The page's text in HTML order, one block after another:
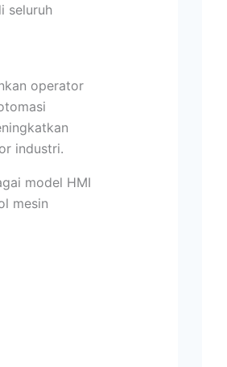
seluruh
operator
industri.
model HMI
mesin